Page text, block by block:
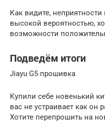
Как видите,
высокой вероятностью,
возможности
Подведём итоги
Jiayu G5 прошивка
Купили себе новенький
вас не устраивает как он
Хотите перепрошить на